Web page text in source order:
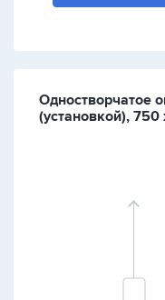
Одностворчатое
(установкой),